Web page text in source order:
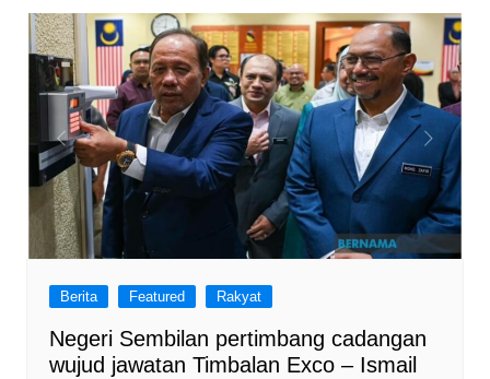
Berita Featured Rakyat
Negeri Sembilan pertimbang cadangan
wujud jawatan Timbalan Exco – Ismail